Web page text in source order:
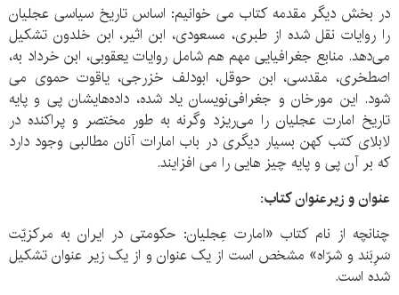
در بخش دیگر مقدمه کتاب می خوانیم: اساس تاریخ سیاسی عجلیان
را روایات نقل شده از طبری، مسعودی، ابن اثیر، ابن خلدون تشکیل
می‌دهد. منابع جغرافیایی مهم هم شامل روایات یعقوبی، ابن خرداد به،
اصطخری، مقدسی، ابن حوقل، ابودلف خزرجی، یاقوت حموی می
شود. این مورخان و جغرافی‌نویسان یاد شده، داده‌هایشان پی و پایه
تاریخ امارت عجلیان را می‌ریزد وگرنه به طور مختصر و پراکنده در
لابلای کتب کهن بسیار دیگری در باب امارات آنان مطالبی وجود دارد
که بر آن پی و پایه چیز هایی را می افزایند.
عنوان و زیرعنوان کتاب:
چنانچه از نام کتاب «امارت عِجلیان: حکومتی در ایران به مرکزیّت
سَرِبَند و شرّاه» مشخص است از یک عنوان و از یک زیر عنوان تشکیل
شده است.